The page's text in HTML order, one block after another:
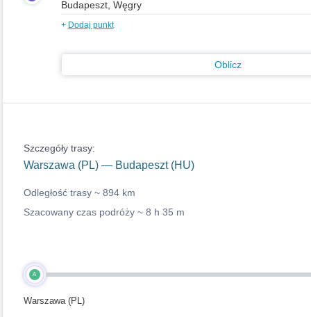
+ Dodaj punkt
Oblicz
Szczegóły trasy:
Warszawa (PL) — Budapeszt (HU)
Odległość trasy ~ 894 km
Szacowany czas podróży ~ 8 h 35 m
A
Warszawa (PL)